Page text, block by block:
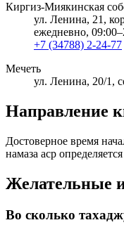
Киргиз-Миякинская
ул. Ленина, 21,
ежедневно,
+7 (34788) 2-24-77
Мечеть
ул. Ленина, 20/1,
Направление
Достоверное время
намаза аср
Желательные
Во сколько